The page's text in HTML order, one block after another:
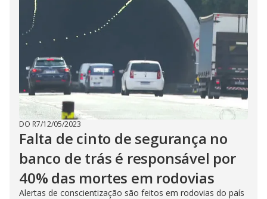
DO R7/12/05/2023
Falta de cinto de segurança no
banco de trás é responsável por
40% das mortes em rodovias
Alertas de conscientização são feitos em rodovias do país